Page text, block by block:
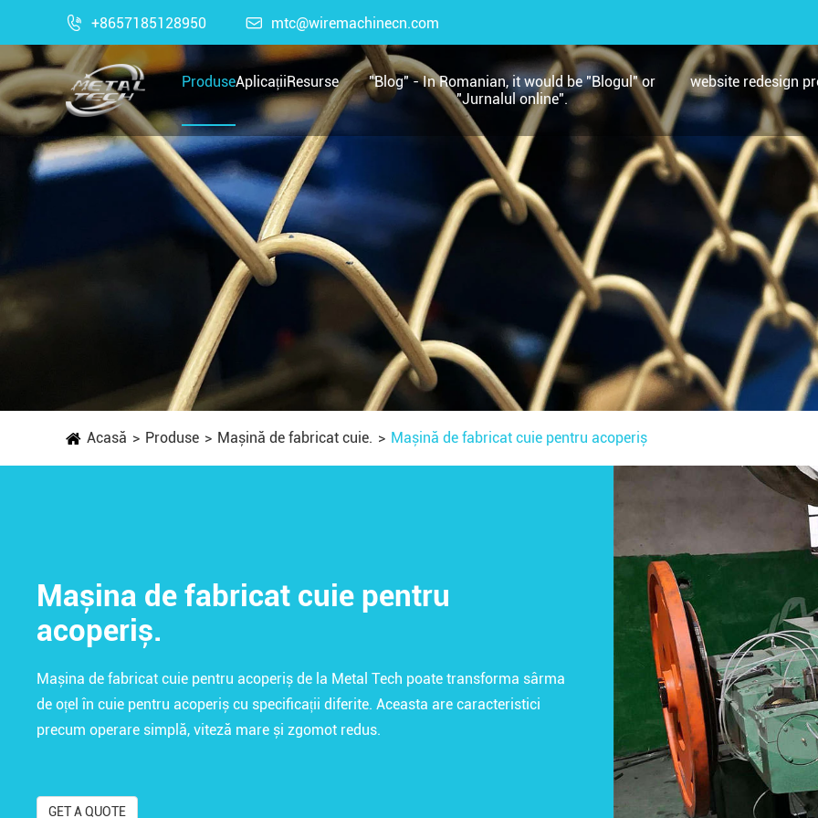
 +8657185128950  mtc@wiremachinecn.com
ProduseAplicațiiResurse
"Blog" - In Romanian, it would be "Blogul" or
"Jurnalul online".
website redesign
Acasă Produse Mașină de fabricat cuie. Mașină de fabricat cuie pentru acoperiș
Mașina de fabricat cuie pentru
acoperiș.
Mașina de fabricat cuie pentru acoperiș de la Metal Tech poate transforma sârma
de oțel în cuie pentru acoperiș cu specificații diferite. Aceasta are caracteristici
precum operare simplă, viteză mare și zgomot redus.
GET A QUOTE